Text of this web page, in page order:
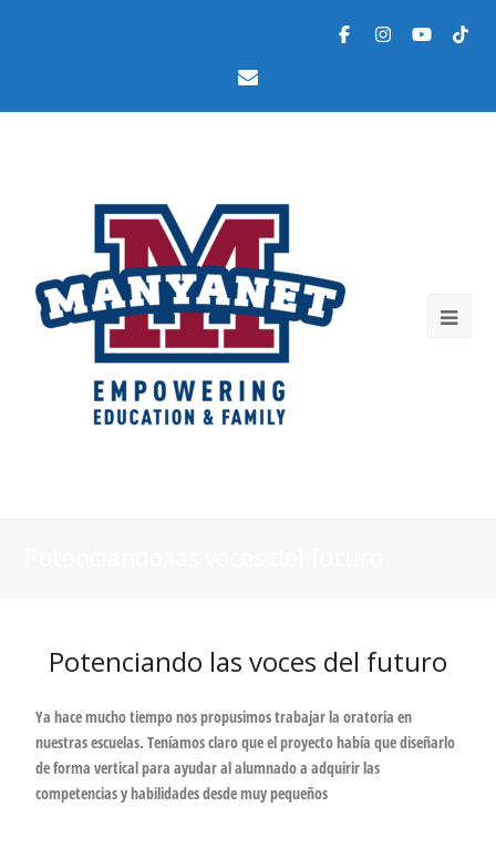
Potenciando las voces del futuro
Ya hace mucho tiempo nos propusimos trabajar la oratoria en
nuestras escuelas. Teníamos claro que el proyecto había que diseñarlo
de forma vertical para ayudar al alumnado a adquirir las
competencias y habilidades desde muy pequeños